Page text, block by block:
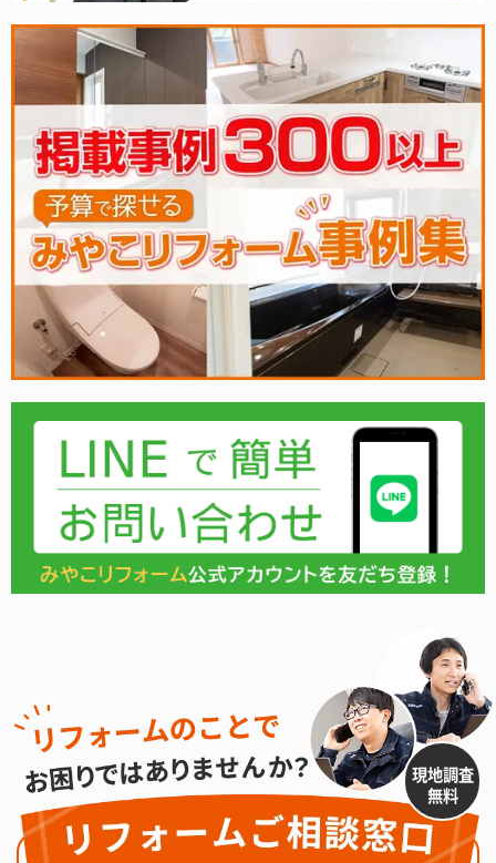
現地調査
無料